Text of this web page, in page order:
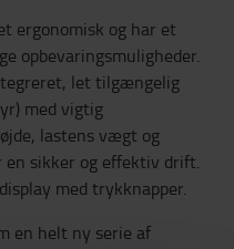
ergonomisk og har et
opbevaringsmuligheder.
let tilgængelig
med vigtig
lastens vægt og
sikker og effektiv drift.
med trykknapper.
en helt ny serie af